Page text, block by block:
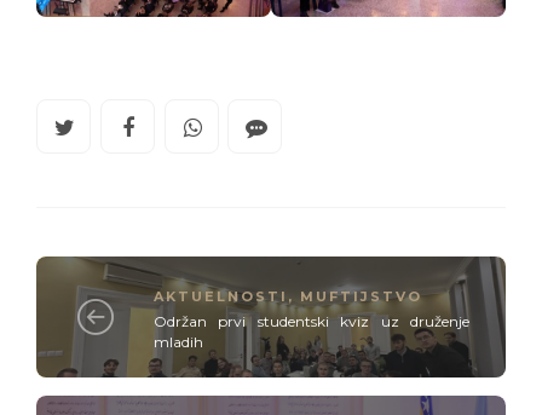
AKTUELNOSTI , MUFTIJSTVO
Održan prvi studentski kviz uz druženje
mladih